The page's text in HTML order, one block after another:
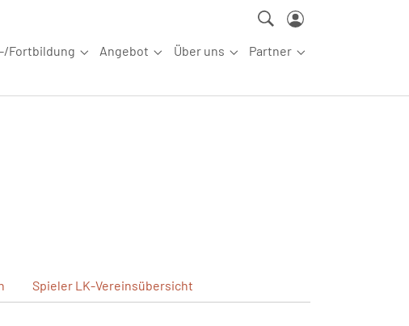
for "Wettkampfsport"
Fortbildung
Submenu for "Aus-/Fortbildung"
Angebot
Submenu for "Angebot"
Über uns
Submenu for "Über uns"
Partner
Submenu for
Spieler LK-Vereinsübersicht